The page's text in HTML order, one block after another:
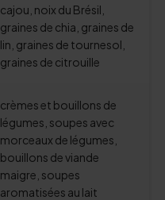
cajou, noix du Brésil,
graines de chia, graines de
lin, graines de tournesol,
graines de citrouille
crèmes et bouillons de
légumes, soupes avec
morceaux de légumes,
bouillons de viande
maigre, soupes
aromatisées au lait